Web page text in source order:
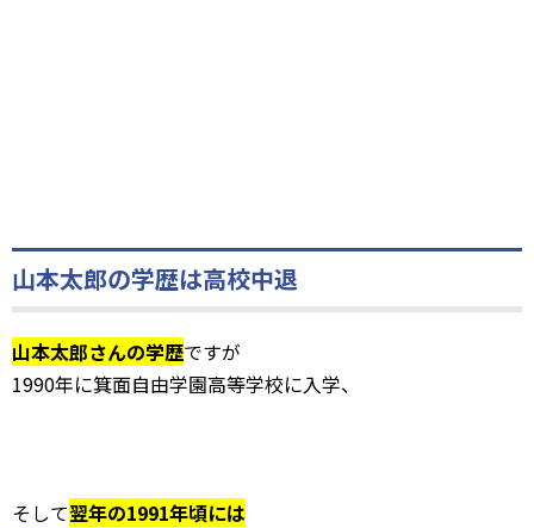
山本太郎の学歴は高校中退
山本太郎さんの学歴ですが
1990年に箕面自由学園高等学校に入学、
そして翌年の1991年頃には